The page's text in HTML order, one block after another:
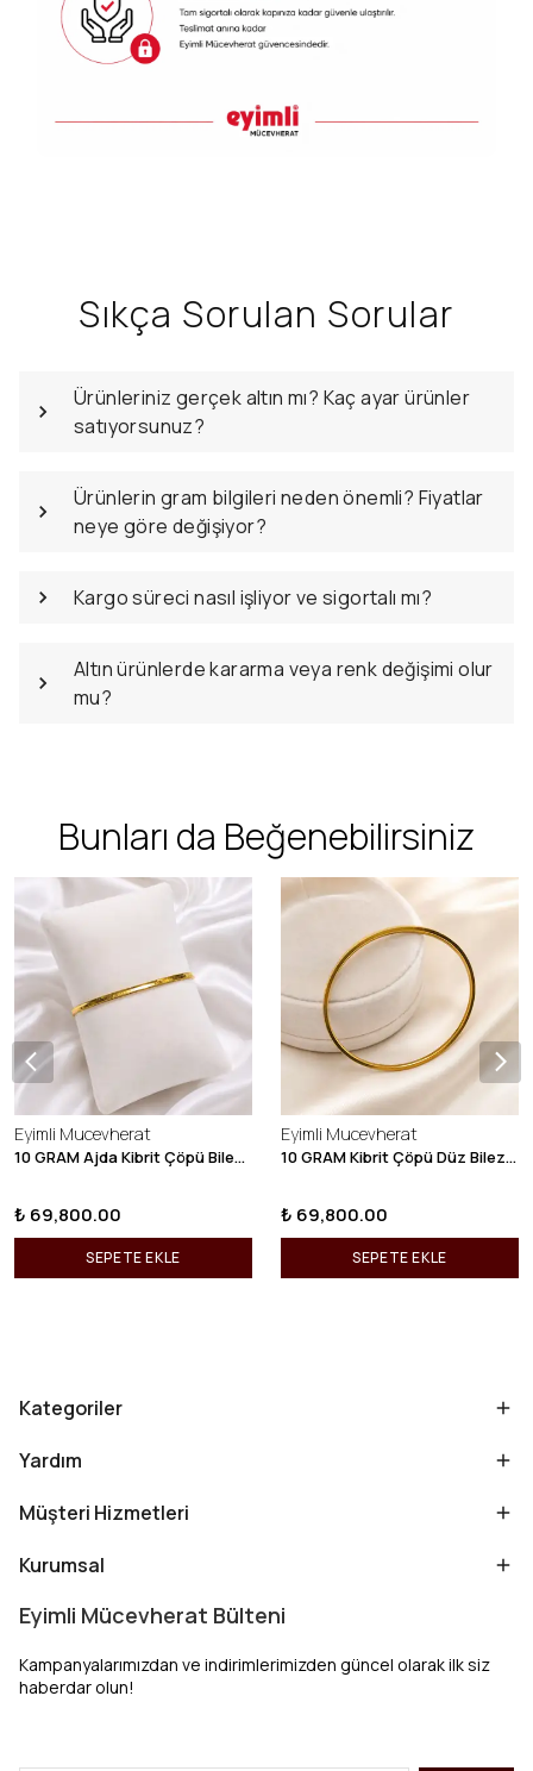
Sıkça Sorulan Sorular
Ürünleriniz gerçek altın mı? Kaç ayar ürünler
satıyorsunuz?
Ürünlerin gram bilgileri neden önemli? Fiyatlar
neye göre değişiyor?
Kargo süreci nasıl işliyor ve sigortalı mı?
Altın ürünlerde kararma veya renk değişimi olur
mu?
Bunları da Beğenebilirsiniz
Eyimli Mucevherat
10 GRAM Ajda Kibrit Çöpü Bilezik 22 Ayar 22BLZ003
₺ 69,800.00
SEPETE EKLE
Eyimli Mucevherat
10 GRAM Kibrit Çöpü Düz Bilezik 22 Ayar 22BLZ001
₺ 69,800.00
SEPETE EKLE
Kategoriler
Yardım
Müşteri Hizmetleri
Kurumsal
Eyimli Mücevherat Bülteni
Kampanyalarımızdan ve indirimlerimizden güncel olarak ilk siz
haberdar olun!